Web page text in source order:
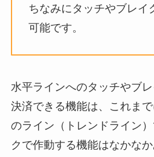
ちなみにタッチやブレイ
可能です。
水平ラインへのタッチやブ
決済できる機能は、これま
のライン（トレンドライン
クで作動する機能はなかな